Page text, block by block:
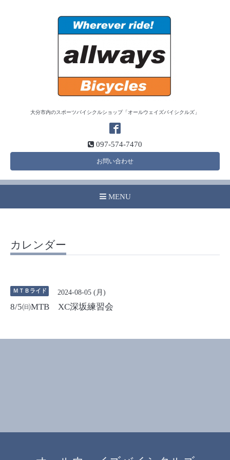
大分市内のスポーツバイシクルショップ「オールウェイズバイシクルズ」
097-574-7470
お問い合わせ
MENU
カレンダー
ＭＴＢライド 2024-08-05 (月)
8/5㈰MTB XC深坂練習会